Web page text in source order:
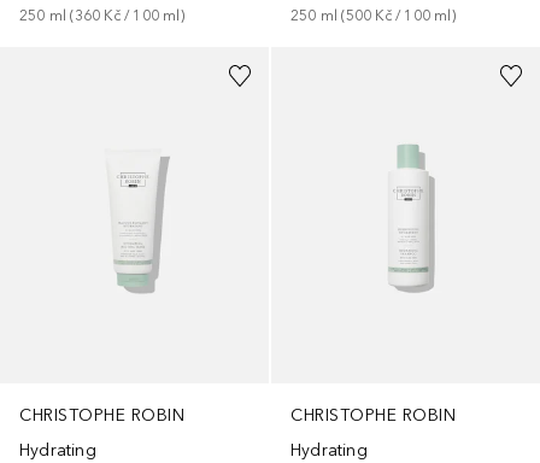
250 ml (360 Kč / 100 ml ) 250 ml (500 Kč / 100 ml )
CHRISTOPHE ROBIN
Hydrating
CHRISTOPHE ROBIN
Hydrating